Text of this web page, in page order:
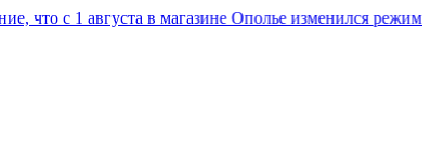
с 1 августа в магазине Ополье изменился режим